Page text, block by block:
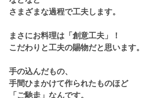
さまざまな過程で工夫します。
まさにお料理は「創意工夫」！
こだわりと工夫の賜物だと思います。
手の込んだもの、
手間ひまかけて作られたものほど
「ご馳走」なんです。